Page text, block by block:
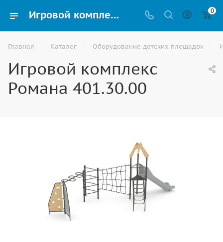
Игровой комплекс Романа 401.30.00 купить для улицы в Волжском 0
Главная — Каталог — Оборудование детских площадок —
Игровой комплекс
Романа 401.30.00